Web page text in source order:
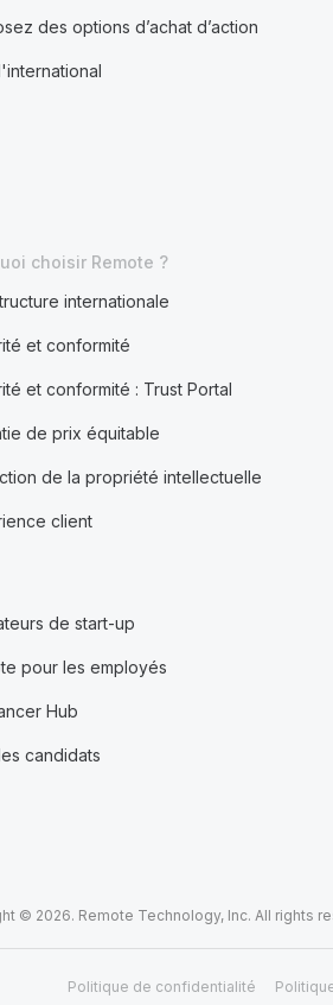
des options d’achat d’action
choisir Remote ?
internationale
et conformité
et conformité : Trust Portal
de prix équitable
de la propriété intellectuelle
client
de start-up
pour les employés
Hub
candidats
© 2026. Remote Technology, Inc. All rights
Politique de confidentialité